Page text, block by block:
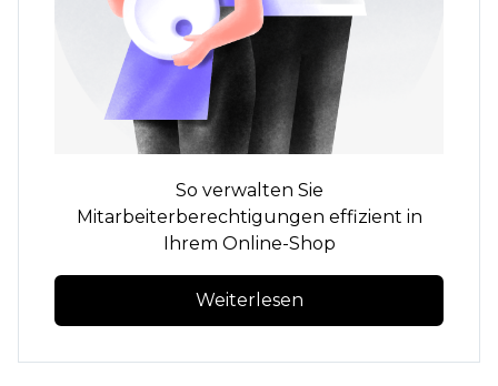
So verwalten Sie
Mitarbeiterberechtigungen effizient in
Ihrem Online-Shop
Weiterlesen